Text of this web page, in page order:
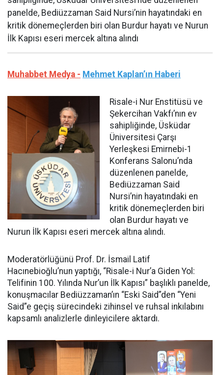
panelde, Bediüzzaman Said Nursi’nin hayatındaki en
kritik dönemeçlerden biri olan Burdur hayatı ve Nurun
İlk Kapısı eseri mercek altına alındı
Muhabbet Medya - Mehmet Kaplan’ın Haberi
Risale-i Nur Enstitüsü ve
Şekercihan Vakfı’nın ev
sahipliğinde, Üsküdar
Üniversitesi Çarşı
Yerleşkesi Emirnebi-1
Konferans Salonu’nda
düzenlenen panelde,
Bediüzzaman Said
Nursi’nin hayatındaki en
kritik dönemeçlerden biri
olan Burdur hayatı ve
Nurun İlk Kapısı eseri mercek altına alındı.
Moderatörlüğünü Prof. Dr. İsmail Latif
Hacınebioğlu’nun yaptığı, “Risale-i Nur’a Giden Yol:
Telifinin 100. Yılında Nur’un İlk Kapısı” başlıklı panelde,
konuşmacılar Bediüzzaman’ın “Eski Said”den “Yeni
Said”e geçiş sürecindeki zihinsel ve ruhsal inkılabını
kapsamlı analizlerle dinleyicilere aktardı.